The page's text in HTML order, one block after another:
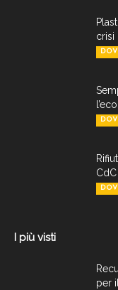
crisi
I più visti
per